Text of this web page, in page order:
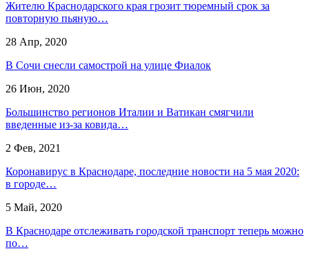
Жителю Краснодарского края грозит тюремный срок за
повторную пьяную…
28 Апр, 2020
В Сочи снесли самострой на улице Фиалок
26 Июн, 2020
Большинство регионов Италии и Ватикан смягчили
введенные из-за ковида…
2 Фев, 2021
Коронавирус в Краснодаре, последние новости на 5 мая 2020:
в городе…
5 Май, 2020
В Краснодаре отслеживать городской транспорт теперь можно
по…